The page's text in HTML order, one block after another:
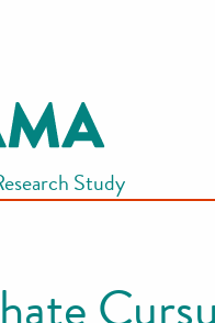
Study